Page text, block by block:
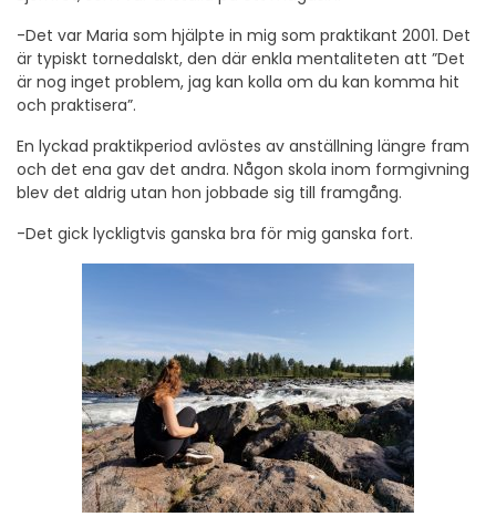
-Det var Maria som hjälpte in mig som praktikant 2001. Det
är typiskt tornedalskt, den där enkla mentaliteten att ”Det
är nog inget problem, jag kan kolla om du kan komma hit
och praktisera”.
En lyckad praktikperiod avlöstes av anställning längre fram
och det ena gav det andra. Någon skola inom formgivning
blev det aldrig utan hon jobbade sig till framgång.
-Det gick lyckligtvis ganska bra för mig ganska fort.